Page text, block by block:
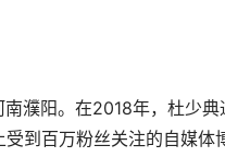
阳。在2018年，杜少典
到百万粉丝关注的自媒体